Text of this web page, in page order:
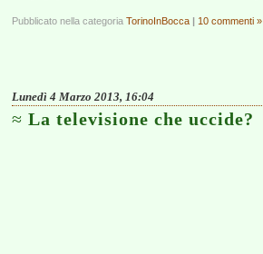
Pubblicato nella categoria TorinoInBocca | 10 commenti »
Lunedì 4 Marzo 2013, 16:04
La televisione che uccide?